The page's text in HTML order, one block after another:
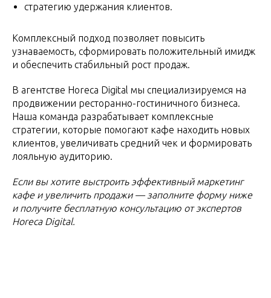
стратегию удержания клиентов.
Комплексный подход позволяет повысить
узнаваемость, сформировать положительный имидж
и обеспечить стабильный рост продаж.
В агентстве Horeca Digital мы специализируемся на
продвижении ресторанно-гостиничного бизнеса.
Наша команда разрабатывает комплексные
стратегии, которые помогают кафе находить новых
клиентов, увеличивать средний чек и формировать
лояльную аудиторию.
Если вы хотите выстроить эффективный маркетинг
кафе и увеличить продажи — заполните форму ниже
и получите бесплатную консультацию от экспертов
Horeca Digital.